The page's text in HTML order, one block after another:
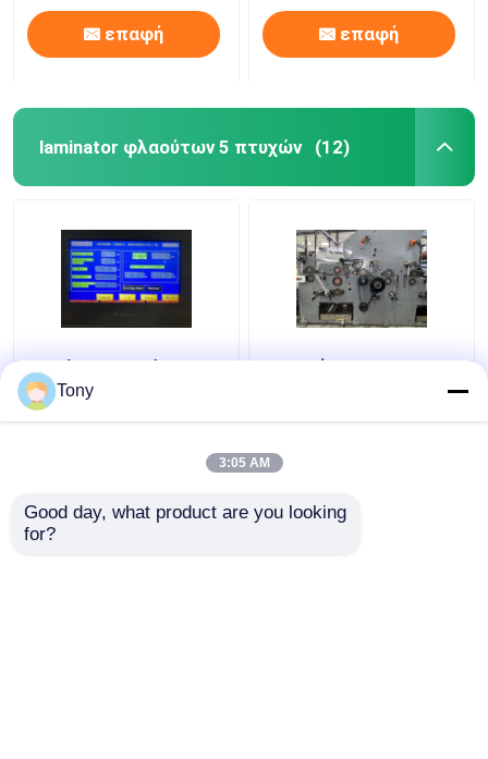
επαφή επαφή
laminator φλαούτων 5 πτυχών (12)
Μηχάνημα αυτόματης
πλαστικοποίησης
φλάουτου
φλάουτων 5000pcs/H
Μηχανή
1650*1450mm 5 Ply
Flute Laminator
Tony
3:05 AM
Good day, what product are you looking
for?